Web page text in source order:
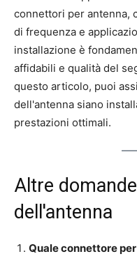
connettori per antenna,
di frequenza e
installazione è
affidabili e qualità del
questo articolo, puoi
dell'antenna siano
prestazioni ottimali.
Altre
dell'antenna
Quale connettore